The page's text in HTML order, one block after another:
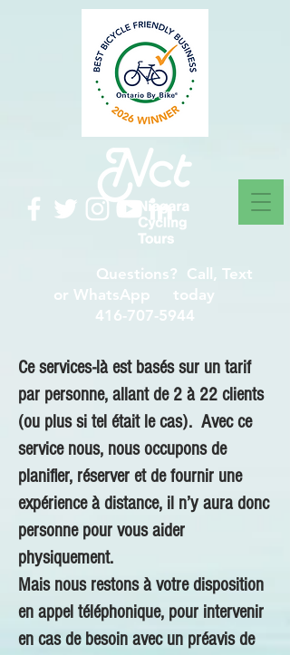
Questions? Call, Text
or WhatsApp today
416-707-5944
Ce services-là est basés sur un tarif
par personne, allant de 2 à 22 clients
(ou plus si tel était le cas). Avec ce
service nous, nous occupons de
planifier, réserver et de fournir une
expérience à distance, il n’y aura donc
personne pour vous aider
physiquement.
Mais nous restons à votre disposition
en appel téléphonique, pour intervenir
en cas de besoin avec un préavis de